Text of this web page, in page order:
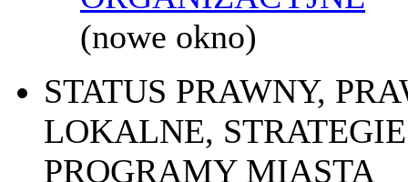
(nowe okno)
STATUS PRAWNY,
LOKALNE,
PROGRAMY MIASTA